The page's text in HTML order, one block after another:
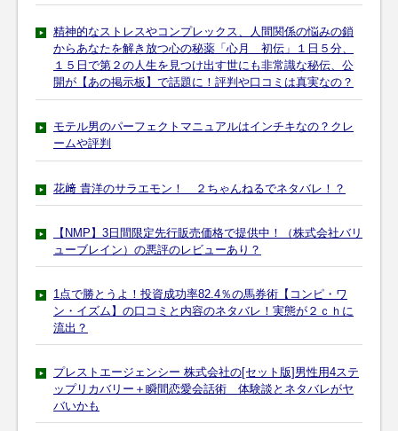
精神的なストレスやコンプレックス、人間関係の悩みの鎖
からあなたを解き放つ心の秘薬「心月 初伝」１日５分、
１５日で第２の人生を見つけ出す世にも非常識な秘伝、公
開が【あの掲示板】で話題に！評判や口コミは真実なの？
モテル男のパーフェクトマニュアルはインチキなの？クレ
ームや評判
花﨑 貴洋のサラエモン！ ２ちゃんねるでネタバレ！？
【NMP】3日間限定先行販売価格で提供中！（株式会社バリ
ューブレイン）の悪評のレビューあり？
1点で勝とうよ！投資成功率82.4％の馬券術【コンピ・ワ
ン・イズム】の口コミと内容のネタバレ！実態が２ｃｈに
流出？
プレストエージェンシー 株式会社の[セット版]男性用4ステ
ップリカバリー＋瞬間恋愛会話術 体験談とネタバレがヤ
バいかも